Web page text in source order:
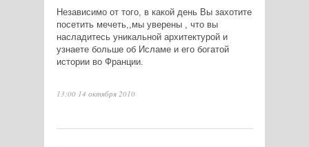
Независимо от того, в какой день Вы захотите
посетить мечеть,,мы уверены , что вы
насладитесь уникальной архитектурой и
узнаете больше об Исламе и его богатой
истории во Франции.
13:00 14 октября 2010